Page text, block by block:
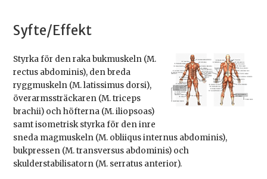
Syfte/Effekt
Styrka för den raka bukmuskeln (M.
rectus abdominis), den breda
ryggmuskeln (M. latissimus dorsi),
överarmssträckaren (M. triceps
brachii) och höfterna (M. iliopsoas)
samt isometrisk styrka för den inre
sneda magmuskeln (M. obliiqus internus abdominis),
bukpressen (M. transversus abdominis) och
skulderstabilisatorn (M. serratus anterior).